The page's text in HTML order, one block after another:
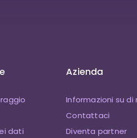
dati
Azienda
Informazioni su di
Contattaci
Diventa partner